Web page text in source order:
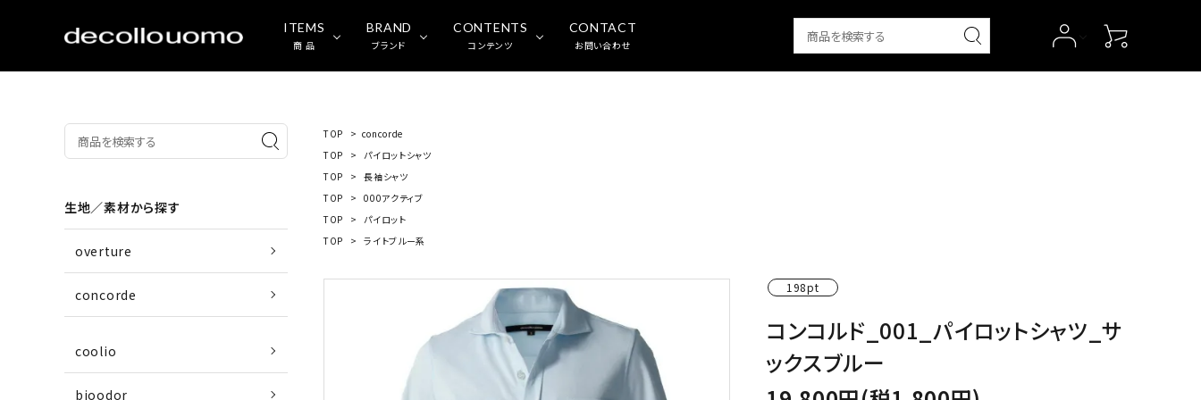
ITEMS
商 品
BRAND
ブランド
CONTENTS
コンテンツ
CONTACT
お問い合わせ
TOP > concorde
TOP
>
パイロットシャツ
TOP
>
長袖シャツ
TOP
>
000アクティブ
TOP
>
パイロット
TOP
> ライトブルー系
198pt
コンコルド_001_パイロットシャツ_サ
ックスブルー
生地／素材から探す
overture
concorde
coolio
bioodor